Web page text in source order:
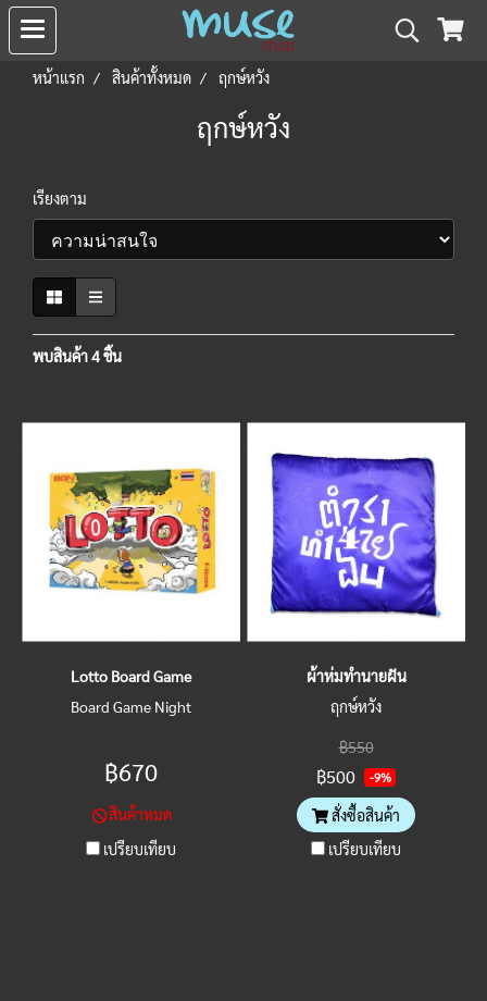
หน้าแรก สินค้าทั้งหมด ฤกษ์หวัง
ฤกษ์หวัง
เรียงตาม
พบสินค้า 4 ชิ้น
Lotto Board Game
Board Game Night
฿670
สินค้าหมด
เปรียบเทียบ
ผ้าห่มทำนายฝัน
ฤกษ์หวัง
฿550
฿500 -9%
สั่งซื้อสินค้า
เปรียบเทียบ